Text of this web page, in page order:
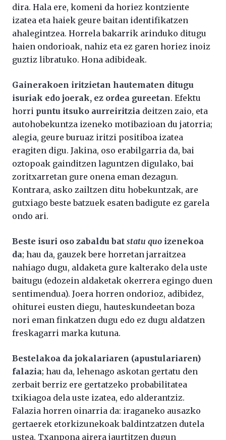
dira. Hala ere, komeni da horiez kontziente
izatea eta haiek geure baitan identifikatzen
ahalegintzea. Horrela bakarrik arinduko ditugu
haien ondorioak, nahiz eta ez garen horiez inoiz
guztiz libratuko. Hona adibideak.
Gainerakoen iritzietan hautematen ditugu
isuriak edo joerak, ez ordea gureetan. Efektu
horri puntu itsuko aurreiritzia deitzen zaio, eta
autohobekuntza izeneko motibazioan du jatorria;
alegia, geure buruaz iritzi positiboa izatea
eragiten digu. Jakina, oso erabilgarria da, bai
oztopoak gainditzen laguntzen digulako, bai
zoritxarretan gure onena eman dezagun.
Kontrara, asko zailtzen ditu hobekuntzak, are
gutxiago beste batzuek esaten badigute ez garela
ondo ari.
Beste isuri oso zabaldu bat statu quo izenekoa
da; hau da, gauzek bere horretan jarraitzea
nahiago dugu, aldaketa gure kalterako dela uste
baitugu (edozein aldaketak okerrera egingo duen
sentimendua). Joera horren ondorioz, adibidez,
ohiturei eusten diegu, hauteskundeetan boza
nori eman finkatzen dugu edo ez dugu aldatzen
freskagarri marka kutuna.
Bestelakoa da jokalariaren (apustulariaren)
falazia; hau da, lehenago askotan gertatu den
zerbait berriz ere gertatzeko probabilitatea
txikiagoa dela uste izatea, edo alderantziz.
Falazia horren oinarria da: iraganeko ausazko
gertaerek etorkizunekoak baldintzatzen dutela
ustea. Txanpona airera jaurtitzen dugun